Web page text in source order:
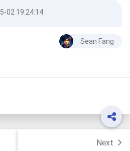
02 19:24:14
Sean Fang
Next